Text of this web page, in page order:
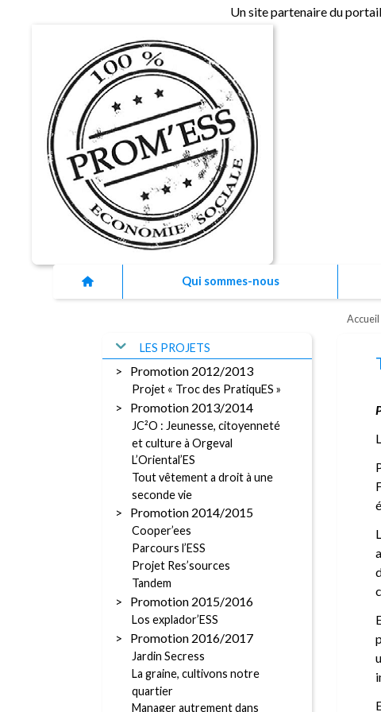
Un site partenaire du
Qui sommes-nous
Accueil
LES PROJETS
Promotion 2012/2013
Projet « Troc des PratiquES »
Promotion 2013/2014
JC²O : Jeunesse, citoyenneté
et culture à Orgeval
L’Oriental’ES
Tout vêtement a droit à une
seconde vie
Promotion 2014/2015
Cooper’ees
Parcours l’ESS
Projet Res’sources
Tandem
Promotion 2015/2016
Los explador’ESS
Promotion 2016/2017
Jardin Secress
La graine, cultivons notre
quartier
Manager autrement dans